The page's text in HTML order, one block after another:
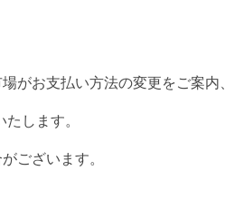
がお支払い方法の変更をご案
します。
ございます。